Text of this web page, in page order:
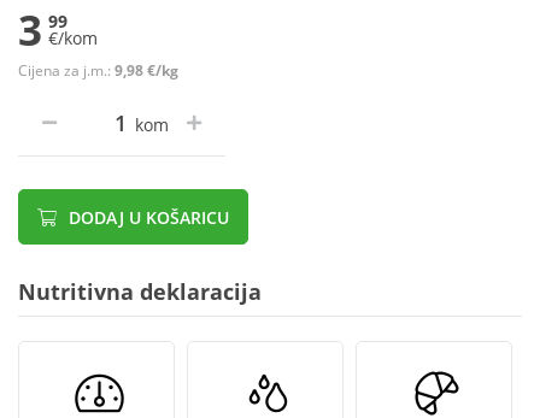
3 99
€/kom
Cijena za j.m.: 9,98 €/kg
kom
DODAJ U KOŠARICU
Nutritivna deklaracija